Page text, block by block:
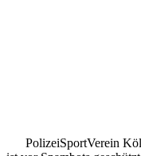
PolizeiSportVerein